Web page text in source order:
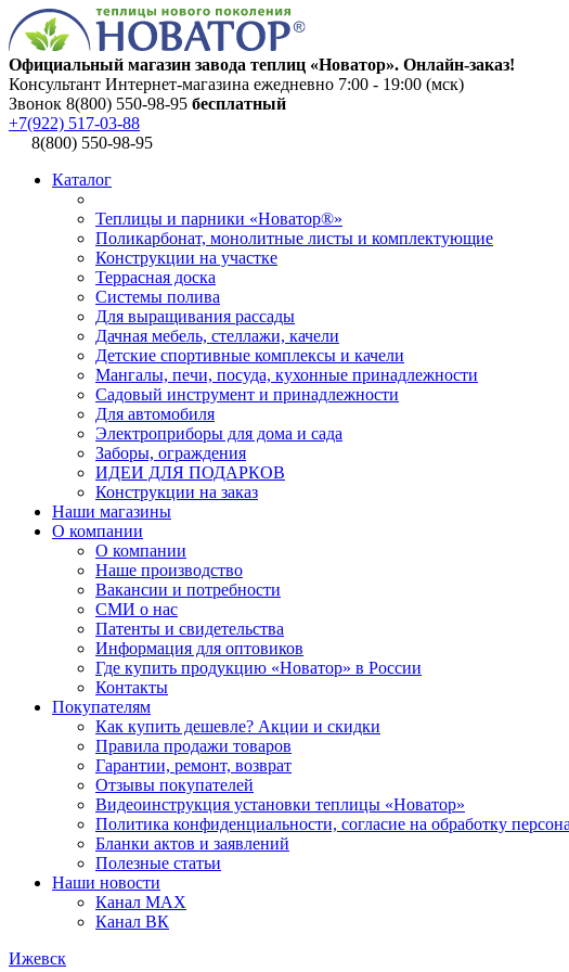
Официальный магазин завода теплиц «Новатор». Онлайн-заказ!
Консультант Интернет-магазина ежедневно 7:00 - 19:00 (мск)
Звонок 8(800) 550-98-95 бесплатный
+7(922) 517-03-88
8(800) 550-98-95
Каталог
Теплицы и парники «Новатор®»
Поликарбонат, монолитные листы и комплектующие
Конструкции на участке
Террасная доска
Системы полива
Для выращивания рассады
Дачная мебель, стеллажи, качели
Детские спортивные комплексы и качели
Мангалы, печи, посуда, кухонные принадлежности
Садовый инструмент и принадлежности
Для автомобиля
Электроприборы для дома и сада
Заборы, ограждения
ИДЕИ ДЛЯ ПОДАРКОВ
Конструкции на заказ
Наши магазины
О компании
О компании
Наше производство
Вакансии и потребности
СМИ о нас
Патенты и свидетельства
Информация для оптовиков
Где купить продукцию «Новатор» в России
Контакты
Покупателям
Как купить дешевле? Акции и скидки
Правила продажи товаров
Гарантии, ремонт, возврат
Отзывы покупателей
Видеоинструкция установки теплицы «Новатор»
Политика конфиденциальности, согласие на обработку
Бланки актов и заявлений
Полезные статьи
Наши новости
Канал MAX
Канал ВК
Ижевск